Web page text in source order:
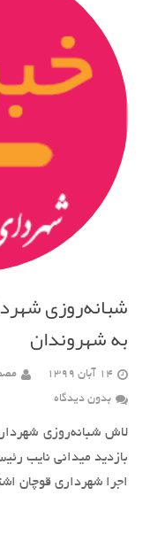
شبانه‌روزی
به شهروندان
14 آبان 1399
بدون دیدگاه
لاش شبانه‌روزی
بازدید میدانی نایب
اجرا شهرداری قوچان